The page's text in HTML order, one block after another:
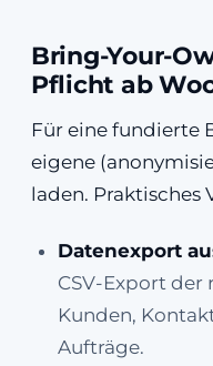
Bring-Your-
Pflicht ab
Für eine fundierte
eigene
laden. Praktisches
Datenexport
CSV-Export
Kunden,
Aufträge.